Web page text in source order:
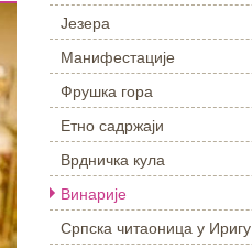
Језера
Манифестације
Фрушка гора
Етно садржаји
Врдничка кула
Винарије
Српска читаоница у Иригу